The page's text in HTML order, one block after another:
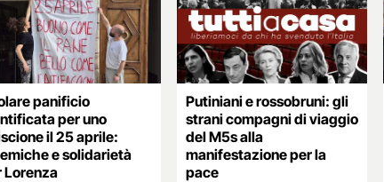
panificio
per uno
il 25 aprile:
e solidarietà
Lorenza
Putiniani e rossobruni: gli
strani compagni di viaggio
del M5s alla
manifestazione per la
pace